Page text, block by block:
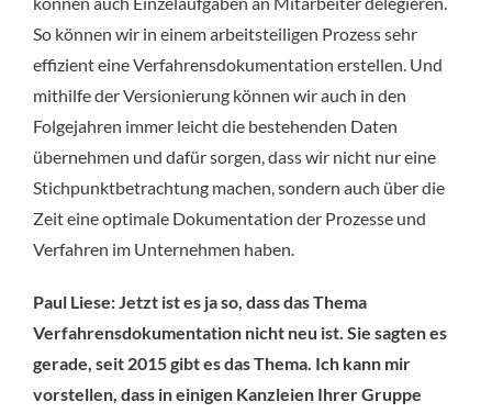
So können wir in einem arbeitsteiligen Prozess sehr
effizient eine Verfahrensdokumentation erstellen. Und
mithilfe der Versionierung können wir auch in den
Folgejahren immer leicht die bestehenden Daten
übernehmen und dafür sorgen, dass wir nicht nur eine
Stichpunktbetrachtung machen, sondern auch über die
Zeit eine optimale Dokumentation der Prozesse und
Verfahren im Unternehmen haben.
Paul Liese: Jetzt ist es ja so, dass das Thema
Verfahrensdokumentation nicht neu ist. Sie sagten es
gerade, seit 2015 gibt es das Thema. Ich kann mir
vorstellen, dass in einigen Kanzleien Ihrer Gruppe